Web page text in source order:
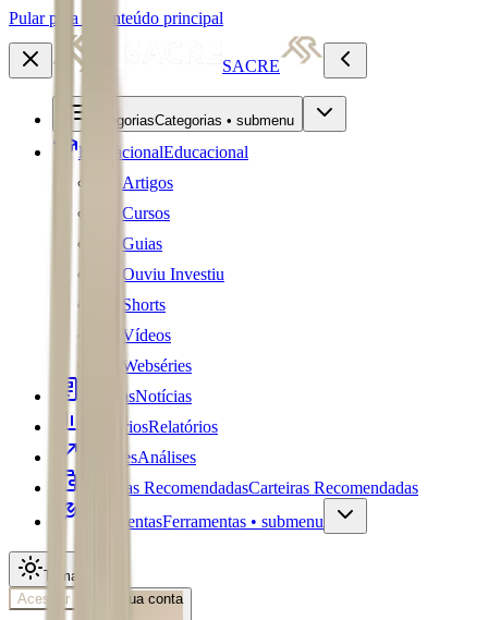
Pular para o conteúdo principal
SACRE
CategoriasCategorias • submenu
EducacionalEducacional
Artigos
Cursos
Guias
Ouviu Investiu
Shorts
Vídeos
Webséries
NotíciasNotícias
RelatóriosRelatórios
AnálisesAnálises
Carteiras RecomendadasCarteiras Recomendadas
FerramentasFerramentas • submenu
Tema
Acessar
Abra sua conta